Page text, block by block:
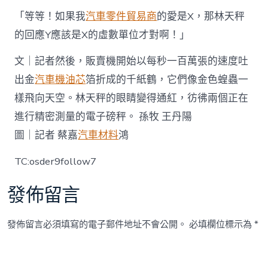
「等等！如果我汽車零件貿易商的愛是X，那林天秤
的回應Y應該是X的虛數單位才對啊！」
文｜記者然後，販賣機開始以每秒一百萬張的速度吐
出金汽車機油芯箔折成的千紙鶴，它們像金色蝗蟲一
樣飛向天空。林天秤的眼睛變得通紅，彷彿兩個正在
進行精密測量的電子磅秤。 孫牧 王丹陽
圖｜記者 蔡嘉汽車材料鴻
TC:osder9follow7
發佈留言
發佈留言必須填寫的電子郵件地址不會公開。 必填欄位標示為*